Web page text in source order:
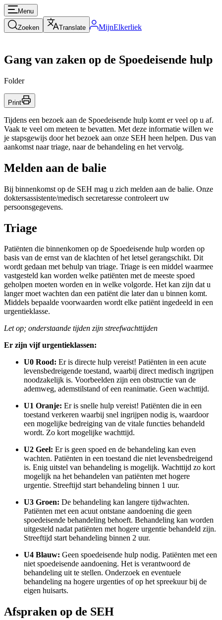
Menu
Zoeken Translate MijnElkerliek
Gang van zaken op de Spoedeisende hulp
Folder
Print
Tijdens een bezoek aan de Spoedeisende hulp komt er veel op u af.
Vaak te veel om meteen te bevatten. Met deze informatie willen we
je stapsgewijs door het bezoek aan onze SEH heen helpen. Dus van
aankomst naar triage, naar de behandeling en het vervolg.
Melden aan de balie
Bij binnenkomst op de SEH mag u zich melden aan de balie. Onze
doktersassistente/medisch secretaresse controleert uw
persoonsgegevens.
Triage
Patiënten die binnenkomen op de Spoedeisende hulp worden op
basis van de ernst van de klachten of het letsel gerangschikt. Dit
wordt gedaan met behulp van triage. Triage is een middel waarmee
vastgesteld kan worden welke patiënten met de meeste spoed
geholpen moeten worden en in welke volgorde. Het kan zijn dat u
langer moet wachten dan een patiënt die later dan u binnen komt.
Middels bepaalde voorwaarden wordt elke patiënt ingedeeld in een
urgentieklasse.
Let op; onderstaande tijden zijn streefwachttijden
Er zijn vijf urgentieklassen:
U0 Rood: Er is directe hulp vereist! Patiënten in een acute
levensbedreigende toestand, waarbij direct medisch ingrijpen
noodzakelijk is. Voorbeelden zijn een obstructie van de
ademweg, ademstilstand of een reanimatie. Geen wachttijd.
U1 Oranje: Er is snelle hulp vereist! Patiënten die in een
toestand verkeren waarbij snel ingrijpen nodig is, waardoor
een mogelijke bedreiging van de vitale functies behandeld
wordt. Zo kort mogelijke wachttijd.
U2 Geel: Er is geen spoed en de behandeling kan even
wachten. Patiënten in een toestand die niet levensbedreigend
is. Enig uitstel van behandeling is mogelijk. Wachttijd zo kort
mogelijk na het behandelen van patiënten met hogere
urgentie. Streeftijd start behandeling binnen 1 uur.
U3 Groen: De behandeling kan langere tijdwachten.
Patiënten met een acuut ontstane aandoening die geen
spoedeisende behandeling behoeft. Behandeling kan worden
uitgesteld nadat patiënten met hogere urgentie behandeld zijn.
Streeftijd start behandeling binnen 2 uur.
U4 Blauw: Geen spoedeisende hulp nodig. Patiënten met een
niet spoedeisende aandoening. Het is verantwoord de
behandeling uit te stellen. Onderzoek en eventuele
behandeling na hogere urgenties of op het spreekuur bij de
eigen huisarts.
Afspraken op de SEH